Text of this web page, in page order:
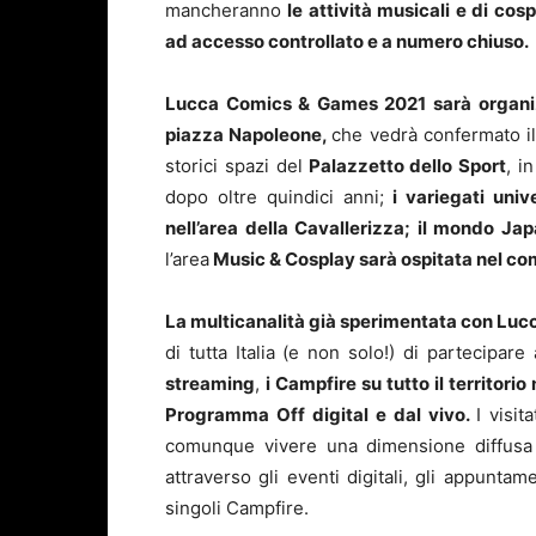
mancherannole attività musicali e di
ad accesso controllato e a numero chiuso.
Lucca Comics & Games 2021 sarà
piazza Napoleone,che vedrà confermato
storici spazi del Palazzetto dello Sport,
dopo oltre quindici anni;i variegati
nell’area della Cavallerizza; il mondo
l’area Music & Cosplay sarà ospitata nel
La multicanalità già sperimentata con
di tutta Italia (e non solo!) di
streaming, i Campfire su tutto il territorio
Programma Off digital e dal vivo. I
comunque vivere una dimensione
attraverso gli eventi digitali, gli
singoli Campfire.